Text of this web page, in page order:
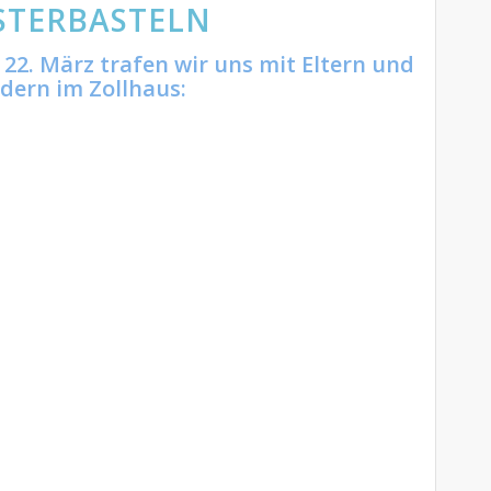
22. März trafen wir uns mit Eltern und
im Zollhaus: